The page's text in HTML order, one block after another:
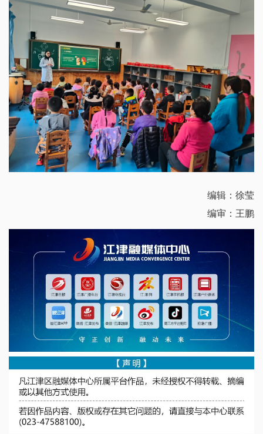
编辑：徐莹
编审：王鹏